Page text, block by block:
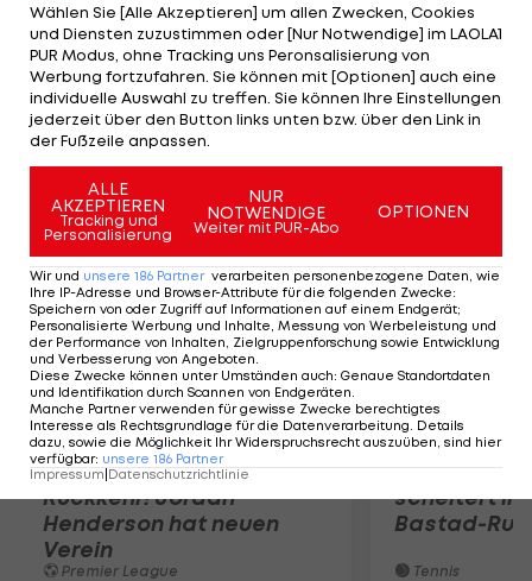
Hauptbewerb vertreten. Weiters rittern BC
Donetsk, CEZ Basketball Nymburk, Le Mans Sarthe
Basket, PBC Lukoil Academic Sofia, ratiopharm
Ulm und Telenet BC Oostende im Achter-Turnier
um den einen freien Euroleague-Platz.
Mehr zum Thema
Premier-League-
Rückkehr! Jordan
Henderson hat neuen
Verein
Premier League
Sebastian
scheitert in
Bastad-
Tennis
Wählen Sie [Alle Akzeptieren] um allen Zwecken, Cookies
und Diensten zuzustimmen oder [Nur Notwendige] im LAOLA1
PUR Modus, ohne Tracking uns Peronsalisierung von
Werbung fortzufahren. Sie können mit [Optionen] auch eine
individuelle Auswahl zu treffen. Sie können Ihre Einstellungen
jederzeit über den Button links unten bzw. über den Link in
der Fußzeile anpassen.
ALLE
AKZEPTIEREN
Tracking und
Personalisierung
NUR
NOTWENDIGE
Weiter mit PUR-Abo
OPTIONEN
Wir und unsere 186 Partner verarbeiten personenbezogene Daten, wie
Ihre IP-Adresse und Browser-Attribute für die folgenden Zwecke:
Speichern von oder Zugriff auf Informationen auf einem Endgerät;
Personalisierte Werbung und Inhalte, Messung von Werbeleistung und
der Performance von Inhalten, Zielgruppenforschung sowie Entwicklung
und Verbesserung von Angeboten.
Diese Zwecke können unter Umständen auch: Genaue Standortdaten
und Identifikation durch Scannen von Endgeräten.
Manche Partner verwenden für gewisse Zwecke berechtigtes
Interesse als Rechtsgrundlage für die Datenverarbeitung. Details
dazu, sowie die Möglichkeit Ihr Widerspruchsrecht auszuüben, sind hier
verfügbar: unsere 186 Partner
Impressum Datenschutzrichtlinie